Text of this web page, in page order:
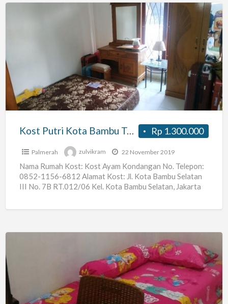
Bambu
Tomang
Slipi
Rp 1.300.000
Kost Putri Kota Bambu Tomang Slipi
Palmerah zulvikram 22 November 2019
Nama Rumah Kost: Kost Ayam Kondangan No. Telepon:
0852-1156-6812 Alamat Kost: Jl. Kota Bambu Selatan
III No. 7B RT.012/06 Kel. Kota Bambu Selatan, Jakarta
KOS
Dekat
Dengan
Kampus